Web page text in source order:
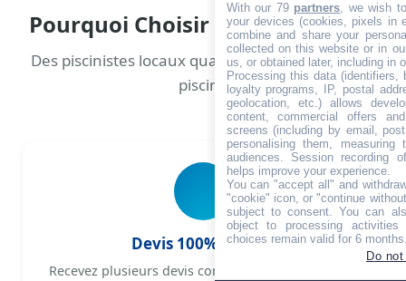
Pourquoi Choisir Notre Réseau ?
Des piscinistes locaux qualifiés pour votre projet
piscine
Devis 100% Gratuit
Recevez plusieurs devis comparatifs de piscinistes
With our 79 partners, we wish
your devices (cookies, pixels in
combine and share your
collected on this website or in
us, or obtained later, including in
Processing this data (identifiers,
loyalty programs, IP, postal
geolocation, etc.) allows
content, commercial offers
screens (including by email,
personalising them, measuring
audiences. Session recording
helps improve your experience.
You can "accept all" and
"cookie" icon, or "continue
subject to consent. You can
object to processing
choices remain valid for 6
Do